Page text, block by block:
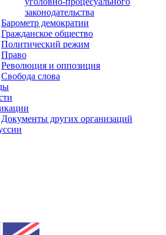
законодательства
Барометр демократии
Гражданское общество
Политический режим
Право
Революция и оппозиция
Свобода слова
Документы других организаций